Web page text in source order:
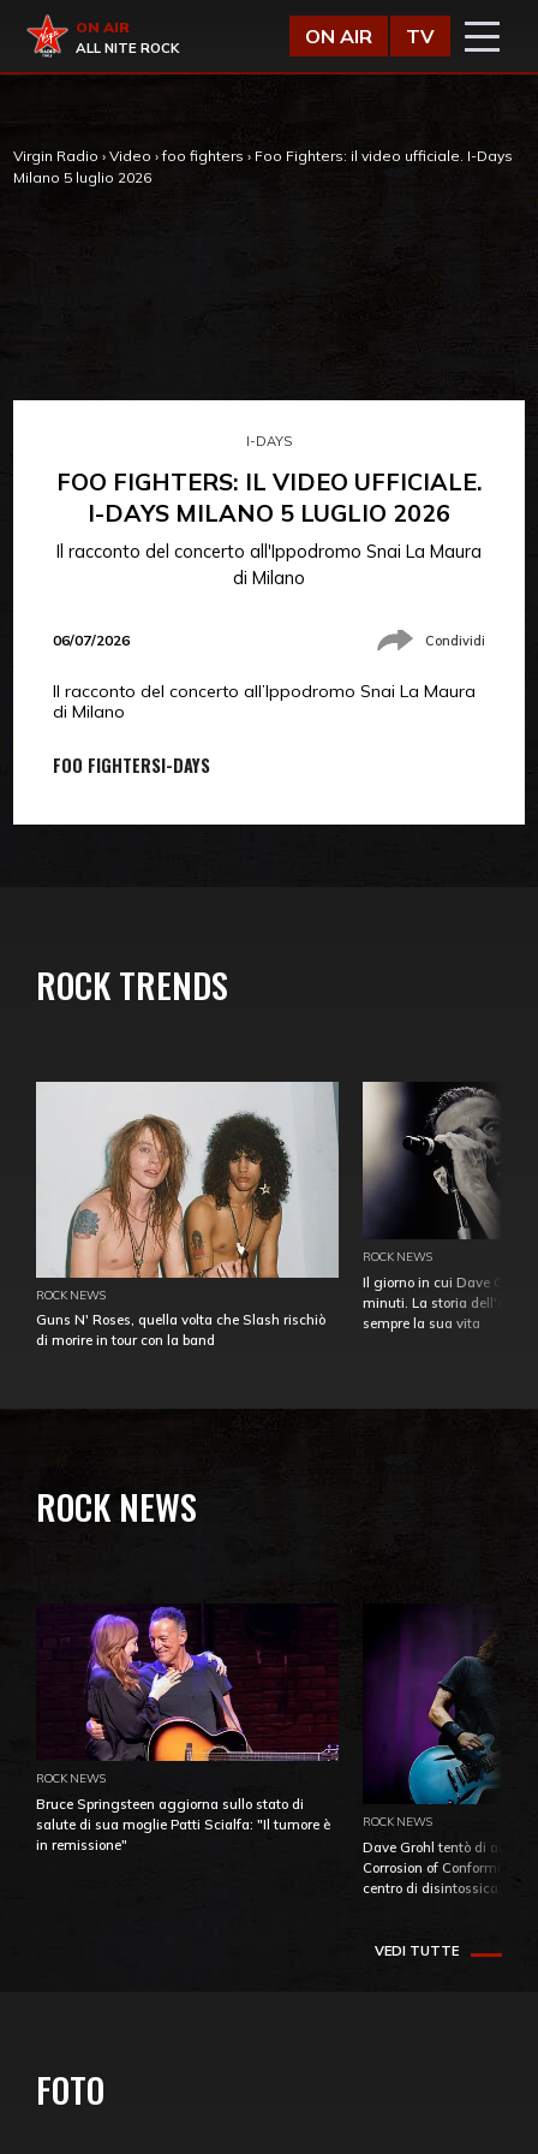
Virgin Radio
ON AIR
ALL NITE ROCK
ON AIR TV
Virgin Radio › Video › foo fighters › Foo Fighters: il video ufficiale. I-Days
Milano 5 luglio 2026
I-DAYS
FOO FIGHTERS: IL VIDEO UFFICIALE.
I-DAYS MILANO 5 LUGLIO 2026
Il racconto del concerto all'Ippodromo Snai La Maura
di Milano
06/07/2026 Condividi
Il racconto del concerto all’Ippodromo Snai La Maura
di Milano
FOO FIGHTERSI-DAYS
ROCK TRENDS
ROCK NEWS
Guns N' Roses, quella volta che Slash rischiò
di morire in tour con la band
ROCK NEWS
Il giorno in cui Dave
minuti. La storia
sempre la sua vita
ROCK NEWS
ROCK NEWS
Bruce Springsteen aggiorna sullo stato di
salute di sua moglie Patti Scialfa: "Il tumore è
in remissione"
ROCK NEWS
Dave Grohl tentò di
Corrosion of Conformity
centro di
VEDI TUTTE
FOTO